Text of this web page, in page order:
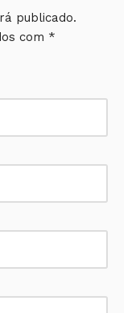
publicado.
com *